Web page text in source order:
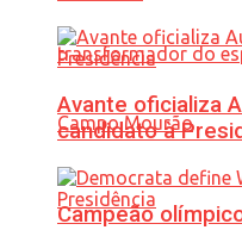
Campeão
Avante oficializa
candidato à